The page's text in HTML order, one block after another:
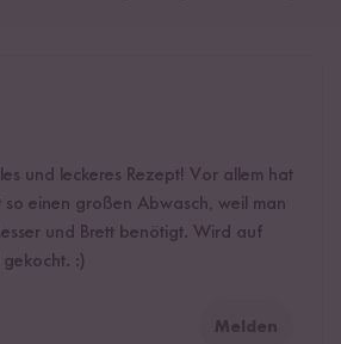
und leckeres Rezept! Vor allem hat
so einen großen Abwasch, weil man
und Brett benötigt. Wird auf
:)
Melden